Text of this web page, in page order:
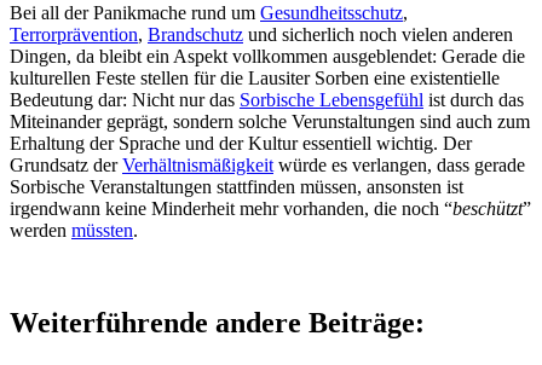
Bei all der Panikmache rund um Gesundheitsschutz,
Terrorprävention, Brandschutz und sicherlich noch vielen anderen
Dingen, da bleibt ein Aspekt vollkommen ausgeblendet: Gerade die
kulturellen Feste stellen für die Lausiter Sorben eine existentielle
Bedeutung dar: Nicht nur das Sorbische Lebensgefühl ist durch das
Miteinander geprägt, sondern solche Verunstaltungen sind auch zum
Erhaltung der Sprache und der Kultur essentiell wichtig. Der
Grundsatz derVerhältnismäßigkeit würde es verlangen, dass gerade
Sorbische Veranstaltungen stattfinden müssen, ansonsten ist
irgendwann keine Minderheit mehr vorhanden, die noch “beschützt”
werden müssten.
Weiterführende andere Beiträge: